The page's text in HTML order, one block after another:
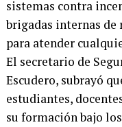
sistemas contra
brigadas internas de
para atender
El secretario de
Escudero, subrayó
estudiantes,
su formación bajo